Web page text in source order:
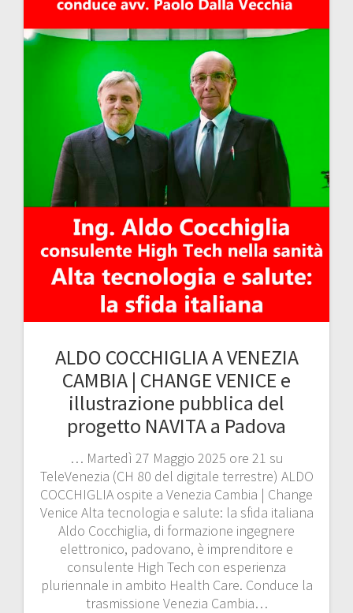
ALDO COCCHIGLIA A VENEZIA
CAMBIA | CHANGE VENICE e
illustrazione pubblica del
progetto NAVITA a Padova
… Martedì 27 Maggio 2025 ore 21 su
TeleVenezia (CH 80 del digitale terrestre) ALDO
COCCHIGLIA ospite a Venezia Cambia | Change
Venice Alta tecnologia e salute: la sfida italiana
Aldo Cocchiglia, di formazione ingegnere
elettronico, padovano, è imprenditore e
consulente High Tech con esperienza
pluriennale in ambito Health Care. Conduce la
trasmissione Venezia Cambia…